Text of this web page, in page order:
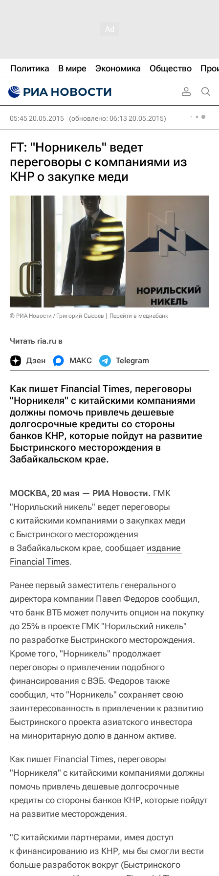
Политика В мире Экономика Общество
05:45 20.05.2015 (обновлено: 06:13 20.05.2015)
FT: "Норникель" ведет
переговоры с компаниями из
КНР о закупке меди
© РИА Новости / Григорий Сысоев Перейти в медиабанк
Читать ria.ru в
Дзен МАКС Telegram
Как пишет Financial Times, переговоры
"Норникеля" с китайскими компаниями
должны помочь привлечь дешевые
долгосрочные кредиты со стороны
банков КНР, которые пойдут на развитие
Быстринского месторождения в
Забайкальском крае.
МОСКВА, 20 мая — РИА Новости. ГМК
"Норильский никель" ведет переговоры
с китайскими компаниями о закупках меди
с Быстринского месторождения
в Забайкальском крае, сообщает издание
Financial Times.
Ранее первый заместитель генерального
директора компании Павел Федоров сообщил,
что банк ВТБ может получить опцион на покупку
до 25% в проекте ГМК "Норильский никель"
по разработке Быстринского месторождения.
Кроме того, "Норникель" продолжает
переговоры о привлечении подобного
финансирования с ВЭБ. Федоров также
сообщил, что "Норникель" сохраняет свою
заинтересованность в привлечении к развитию
Быстринского проекта азиатского инвестора
на миноритарную долю в данном активе.
Как пишет Financial Times, переговоры
"Норникеля" с китайскими компаниями должны
помочь привлечь дешевые долгосрочные
кредиты со стороны банков КНР, которые пойдут
на развитие месторождения.
"С китайскими партнерами, имея доступ
к финансированию из КНР, мы бы смогли вести
больше разработок вокруг (Быстринского